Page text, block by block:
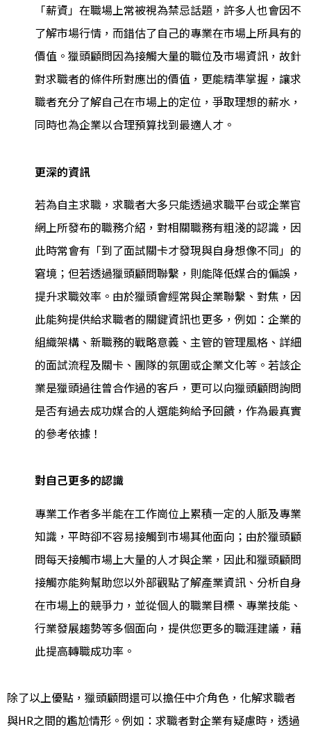
「薪資」在職場上常被視為禁忌話題，許多人也會因不
了解市場行情，而錯估了自己的專業在市場上所具有的
價值。獵頭顧問因為接觸大量的職位及市場資訊，故針
對求職者的條件所對應出的價值，更能精準掌握，讓求
職者充分了解自己在市場上的定位，爭取理想的薪水，
同時也為企業以合理預算找到最適人才。
更深的資訊
若為自主求職，求職者大多只能透過求職平台或企業官
網上所發布的職務介紹，對相關職務有粗淺的認識，因
此時常會有「到了面試關卡才發現與自身想像不同」的
窘境；但若透過獵頭顧問聯繫，則能降低媒合的偏誤，
提升求職效率。由於獵頭會經常與企業聯繫、對焦，因
此能夠提供給求職者的關鍵資訊也更多，例如：企業的
組織架構、新職務的戰略意義、主管的管理風格、詳細
的面試流程及關卡、團隊的氛圍或企業文化等。若該企
業是獵頭過往曾合作過的客戶，更可以向獵頭顧問詢問
是否有過去成功媒合的人選能夠給予回饋，作為最真實
的參考依據！
對自己更多的認識
專業工作者多半能在工作崗位上累積一定的人脈及專業
知識，平時卻不容易接觸到市場其他面向；由於獵頭顧
問每天接觸市場上大量的人才與企業，因此和獵頭顧問
接觸亦能夠幫助您以外部觀點了解產業資訊、分析自身
在市場上的競爭力，並從個人的職業目標、專業技能、
行業發展趨勢等多個面向，提供您更多的職涯建議，藉
此提高轉職成功率。
除了以上優點，獵頭顧問還可以擔任中介角色，化解求職者
與HR之間的尷尬情形。例如：求職者對企業有疑慮時，透過